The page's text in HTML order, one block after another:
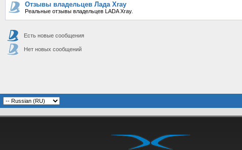
Отзывы владельцев Лада Xray
Реальные отзывы владельцев LADA Xray.
Есть новые сообщения
Нет новых сообщений